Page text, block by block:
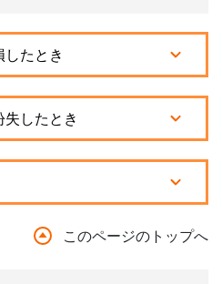
たとき
したとき
このページのトップへ